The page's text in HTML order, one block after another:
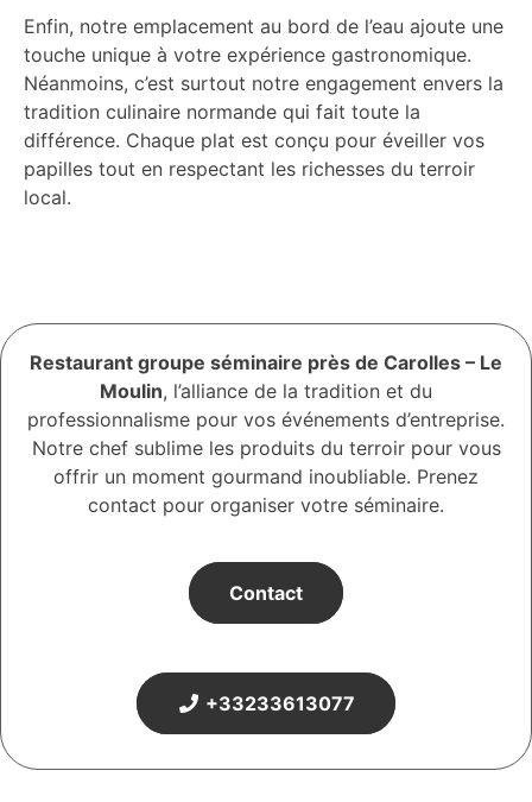
Enfin, notre emplacement au bord de l’eau ajoute une
touche unique à votre expérience gastronomique.
Néanmoins, c’est surtout notre engagement envers la
tradition culinaire normande qui fait toute la
différence. Chaque plat est conçu pour éveiller vos
papilles tout en respectant les richesses du terroir
local.
Restaurant groupe séminaire près de Carolles – Le
Moulin, l’alliance de la tradition et du
professionnalisme pour vos événements d’entreprise.
Notre chef sublime les produits du terroir pour vous
offrir un moment gourmand inoubliable. Prenez
contact pour organiser votre séminaire.
Contact
+33233613077